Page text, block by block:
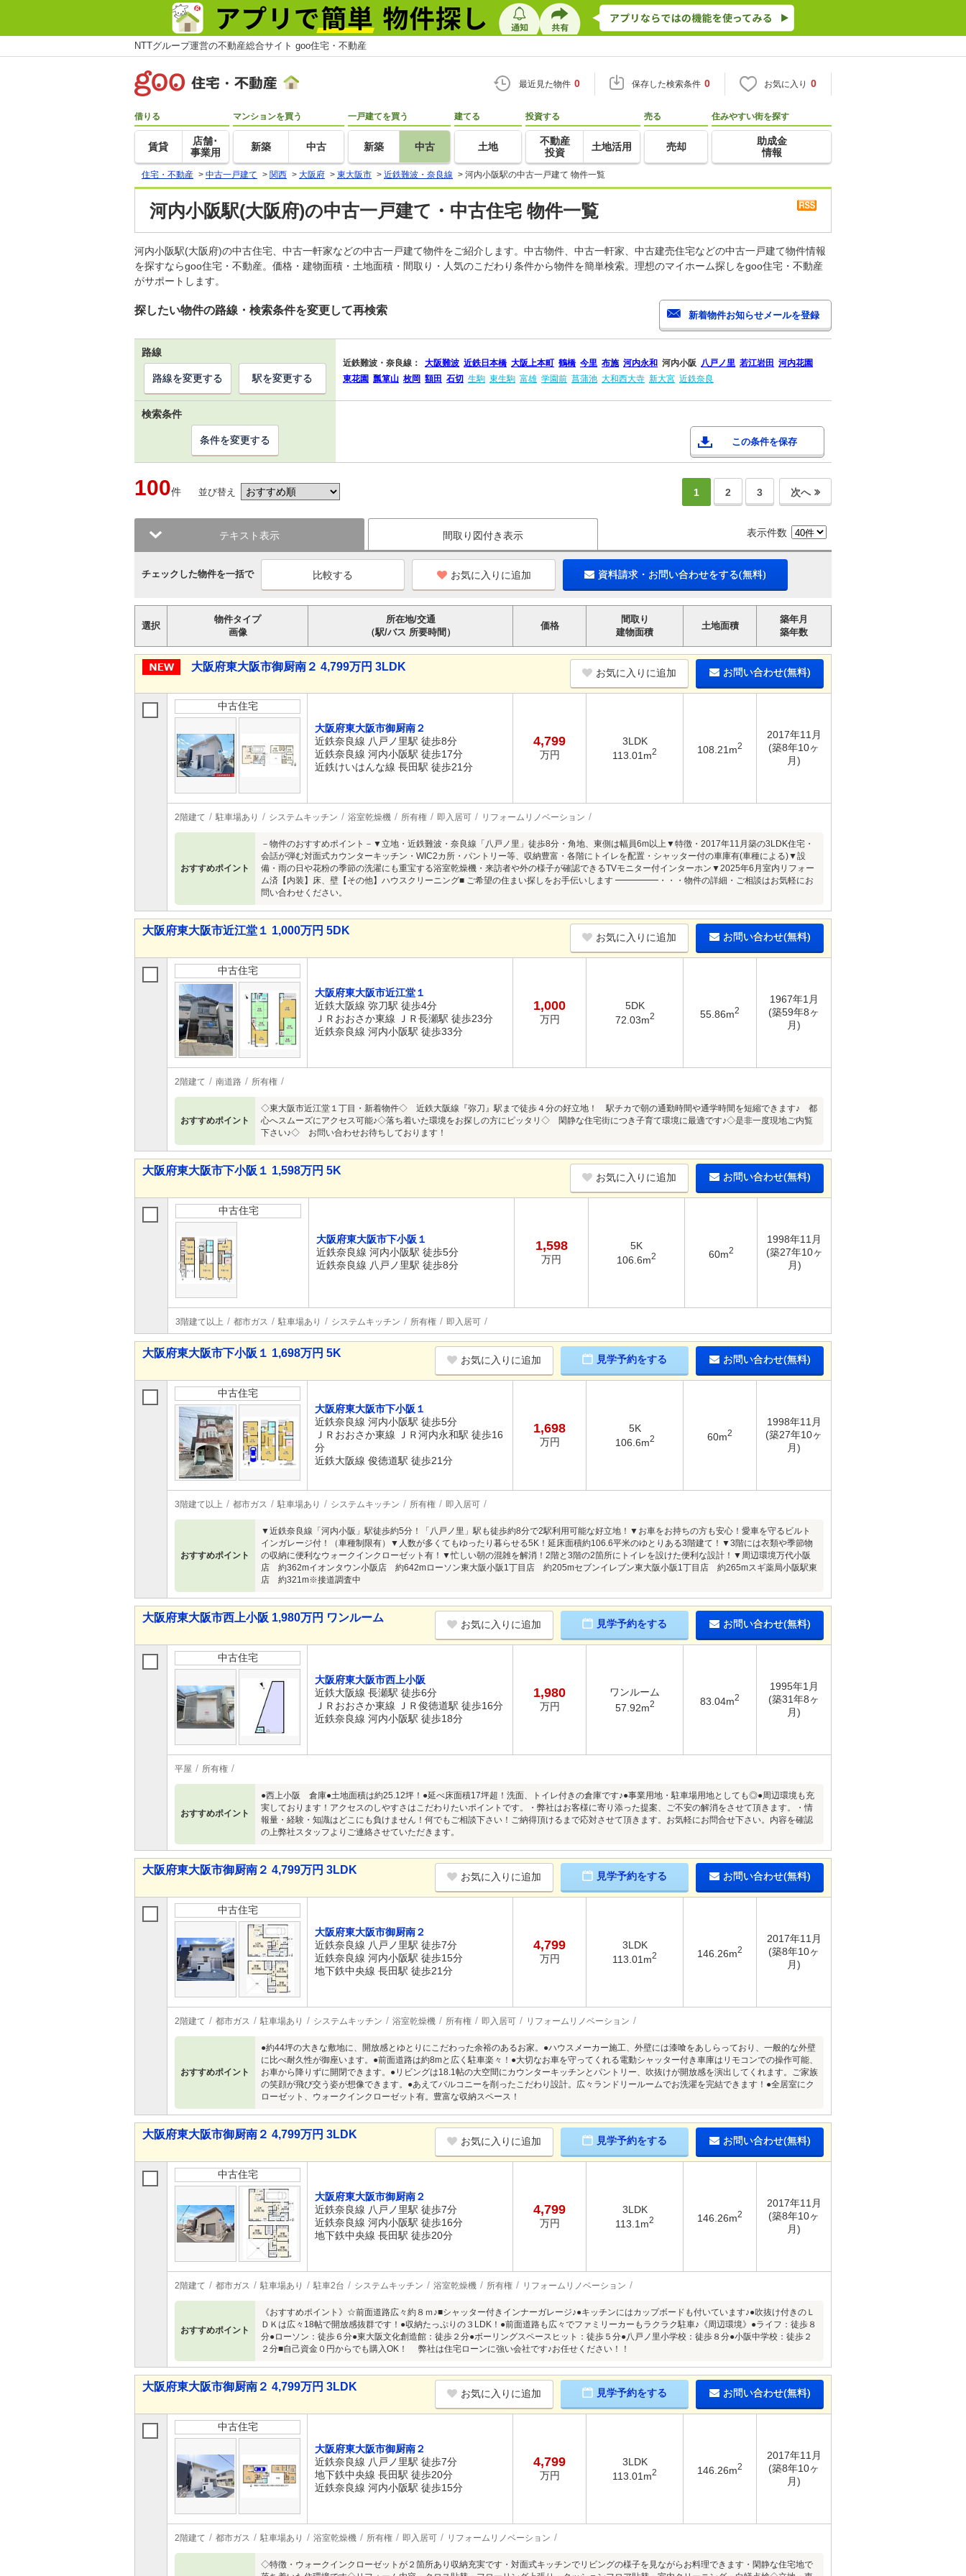
NTTグループ運営の不動産総合サイト goo住宅・不動産
最近見た物件 0 保存した検索条件 0 お気に入り 0
借りる
賃貸
店舗･
事業用
マンションを買う
新築 中古
一戸建てを買う
新築 中古
建てる
土地
投資する
不動産
投資
土地活用
売る
売却
住みやすい街を探す
助成金
情報
住宅・不動産 > 中古一戸建て > 関西 > 大阪府 > 東大阪市 > 近鉄難波・奈良線 > 河内小阪駅の中古一戸建て 物件一覧
河内小阪駅(大阪府)の中古一戸建て・中古住宅 物件一覧
河内小阪駅(大阪府)の中古住宅、中古一軒家などの中古一戸建て物件をご紹介します。中古物件、中古一軒家、中古建売住宅などの中古一戸建て物件情報
を探すならgoo住宅・不動産。価格・建物面積・土地面積・間取り・人気のこだわり条件から物件を簡単検索。理想のマイホーム探しをgoo住宅・不動産
がサポートします。
探したい物件の路線・検索条件を変更して再検索
路線
近鉄難波・奈良線： 大阪難波 近鉄日本橋 大阪上本町 鶴橋 今里 布施 河内永和 河内小阪 八戸ノ里 若江岩田 河内花園
東花園 瓢箪山 枚岡 額田 石切 生駒 東生駒 富雄 学園前 菖蒲池 大和西大寺 新大宮 近鉄奈良
路線を変更する 駅を変更する
検索条件
この条件を保存
条件を変更する
100件 並び替え 1 2 3 次へ
テキスト表示 間取り図付き表示 表示件数
チェックした物件を一括で お気に入りに追加 資料請求・お問い合わせをする(無料)
選択
物件タイプ
画像
所在地/交通
（駅/バス 所要時間）
価格
間取り
建物面積
土地面積
築年月
築年数
大阪府東大阪市御厨南２ 4,799万円 3LDK お気に入りに追加 お問い合わせ(無料)
中古住宅
大阪府東大阪市御厨南２
近鉄奈良線 八戸ノ里駅 徒歩8分
近鉄奈良線 河内小阪駅 徒歩17分
近鉄けいはんな線 長田駅 徒歩21分
4,799
万円
3LDK
113.01m2 108.21m2
2017年11月
(築8年10ヶ
月)
2階建て 駐車場あり システムキッチン 浴室乾燥機 所有権 即入居可 リフォームリノベーション
おすすめポイント
－物件のおすすめポイント－▼立地・近鉄難波・奈良線「八戸ノ里」徒歩8分・角地、東側は幅員6m以上▼特徴・2017年11月築の3LDK住宅・
会話が弾む対面式カウンターキッチン・WIC2カ所・パントリー等、収納豊富・各階にトイレを配置・シャッター付の車庫有(車種による)▼設
備・雨の日や花粉の季節の洗濯にも重宝する浴室乾燥機・来訪者や外の様子が確認できるTVモニター付インターホン▼2025年6月室内リフォー
ム済【内装】床、壁【その他】ハウスクリーニング■ ご希望の住まい探しをお手伝いします ━━━━━・・・物件の詳細・ご相談はお気軽にお
問い合わせください。
大阪府東大阪市近江堂１ 1,000万円 5DK
お気に入りに追加 お問い合わせ(無料)
中古住宅
大阪府東大阪市近江堂１
近鉄大阪線 弥刀駅 徒歩4分
ＪＲおおさか東線 ＪＲ長瀬駅 徒歩23分
近鉄奈良線 河内小阪駅 徒歩33分
1,000
万円
5DK
72.03m2 55.86m2
1967年1月
(築59年8ヶ
月)
2階建て 南道路 所有権
おすすめポイント
◇東大阪市近江堂１丁目・新着物件◇ 近鉄大阪線『弥刀』駅まで徒歩４分の好立地！ 駅チカで朝の通勤時間や通学時間を短縮できます♪ 都
心へスムーズにアクセス可能♪◇落ち着いた環境をお探しの方にピッタリ◇ 閑静な住宅街につき子育て環境に最適です♪◇是非一度現地ご内覧
下さい♪◇ お問い合わせお待ちしております！
大阪府東大阪市下小阪１ 1,598万円 5K
お気に入りに追加 お問い合わせ(無料)
中古住宅
大阪府東大阪市下小阪１
近鉄奈良線 河内小阪駅 徒歩5分
近鉄奈良線 八戸ノ里駅 徒歩8分
1,598
万円
5K
106.6m2 60m2
1998年11月
(築27年10ヶ
月)
3階建て以上 都市ガス 駐車場あり システムキッチン 所有権 即入居可
大阪府東大阪市下小阪１ 1,698万円 5K
お気に入りに追加 見学予約をする お問い合わせ(無料)
中古住宅
大阪府東大阪市下小阪１
近鉄奈良線 河内小阪駅 徒歩5分
ＪＲおおさか東線 ＪＲ河内永和駅 徒歩16
分
近鉄大阪線 俊徳道駅 徒歩21分
1,698
万円
5K
106.6m2 60m2
1998年11月
(築27年10ヶ
月)
3階建て以上 都市ガス 駐車場あり システムキッチン 所有権 即入居可
おすすめポイント
▼近鉄奈良線「河内小阪」駅徒歩約5分！「八戸ノ里」駅も徒歩約8分で2駅利用可能な好立地！▼お車をお持ちの方も安心！愛車を守るビルト
インガレージ付！（車種制限有）▼人数が多くてもゆったり暮らせる5K！延床面積約106.6平米のゆとりある3階建て！▼3階には衣類や季節物
の収納に便利なウォークインクローゼット有！▼忙しい朝の混雑を解消！2階と3階の2箇所にトイレを設けた便利な設計！▼周辺環境万代小阪
店 約362mイオンタウン小阪店 約642mローソン東大阪小阪1丁目店 約205mセブンイレブン東大阪小阪1丁目店 約265mスギ薬局小阪駅東
店 約321m※接道調査中
大阪府東大阪市西上小阪 1,980万円 ワンルーム
お気に入りに追加 見学予約をする お問い合わせ(無料)
中古住宅
大阪府東大阪市西上小阪
近鉄大阪線 長瀬駅 徒歩6分
ＪＲおおさか東線 ＪＲ俊徳道駅 徒歩16分
近鉄奈良線 河内小阪駅 徒歩18分
1,980
万円
ワンルーム
57.92m2 83.04m2
1995年1月
(築31年8ヶ
月)
平屋 所有権
おすすめポイント
●西上小阪 倉庫●土地面積は約25.12坪！●延べ床面積17坪超！洗面、トイレ付きの倉庫です♪●事業用地・駐車場用地としても◎●周辺環境も充
実しております！アクセスのしやすさはこだわりたいポイントです。・弊社はお客様に寄り添った提案、ご不安の解消をさせて頂きます。・情
報量・経験・知識はどこにも負けません！何でもご相談下さい！ご納得頂けるまで応対させて頂きます。お気軽にお問合せ下さい。内容を確認
の上弊社スタッフよりご連絡させていただきます。
大阪府東大阪市御厨南２ 4,799万円 3LDK
お気に入りに追加 見学予約をする お問い合わせ(無料)
中古住宅
大阪府東大阪市御厨南２
近鉄奈良線 八戸ノ里駅 徒歩7分
近鉄奈良線 河内小阪駅 徒歩15分
地下鉄中央線 長田駅 徒歩21分
4,799
万円
3LDK
113.01m2 146.26m2
2017年11月
(築8年10ヶ
月)
2階建て 都市ガス 駐車場あり システムキッチン 浴室乾燥機 所有権 即入居可 リフォームリノベーション
おすすめポイント
●約44坪の大きな敷地に、開放感とゆとりにこだわった余裕のあるお家。●ハウスメーカー施工、外壁には漆喰をあしらっており、一般的な外壁
に比べ耐久性が御座います。●前面道路は約8mと広く駐車楽々！●大切なお車を守ってくれる電動シャッター付き車庫はリモコンでの操作可能、
お車から降りずに開閉できます。●リビングは18.1帖の大空間にカウンターキッチンとパントリー、吹抜けが開放感を演出してくれます。ご家族
の笑顔が飛び交う姿が想像できます。●あえてバルコニーを削ったこだわり設計。広々ランドリールームでお洗濯を完結できます！●全居室にク
ローゼット、ウォークインクローゼット有。豊富な収納スペース！
大阪府東大阪市御厨南２ 4,799万円 3LDK
お気に入りに追加 見学予約をする お問い合わせ(無料)
中古住宅
大阪府東大阪市御厨南２
近鉄奈良線 八戸ノ里駅 徒歩7分
近鉄奈良線 河内小阪駅 徒歩16分
地下鉄中央線 長田駅 徒歩20分
4,799
万円
3LDK
113.1m2 146.26m2
2017年11月
(築8年10ヶ
月)
2階建て 都市ガス 駐車場あり 駐車2台 システムキッチン 浴室乾燥機 所有権 リフォームリノベーション
おすすめポイント
《おすすめポイント》☆前面道路広々約８ｍ♪■シャッター付きインナーガレージ♪●キッチンにはカップボードも付いています♪●吹抜け付きのＬ
ＤＫは広々18帖で開放感抜群です！●収納たっぷりの３LDK！●前面道路も広々でファミリーカーもラクラク駐車♪《周辺環境》●ライフ：徒歩８
分●ローソン：徒歩６分●東大阪文化創造館：徒歩２分●ボーリングスペースヒット：徒歩５分●八戸ノ里小学校：徒歩８分●小阪中学校：徒歩２
２分■自己資金０円からでも購入OK！ 弊社は住宅ローンに強い会社です♪お任せください！！
大阪府東大阪市御厨南２ 4,799万円 3LDK
お気に入りに追加 見学予約をする お問い合わせ(無料)
中古住宅
大阪府東大阪市御厨南２
近鉄奈良線 八戸ノ里駅 徒歩7分
地下鉄中央線 長田駅 徒歩20分
近鉄奈良線 河内小阪駅 徒歩15分
4,799
万円
3LDK
113.01m2 146.26m2
2017年11月
(築8年10ヶ
月)
2階建て 都市ガス 駐車場あり 浴室乾燥機 所有権 即入居可 リフォームリノベーション
◇特徴・ウォークインクローゼットが２箇所あり収納充実です・対面式キッチンでリビングの様子を見ながらお料理できます・閑静な住宅地で